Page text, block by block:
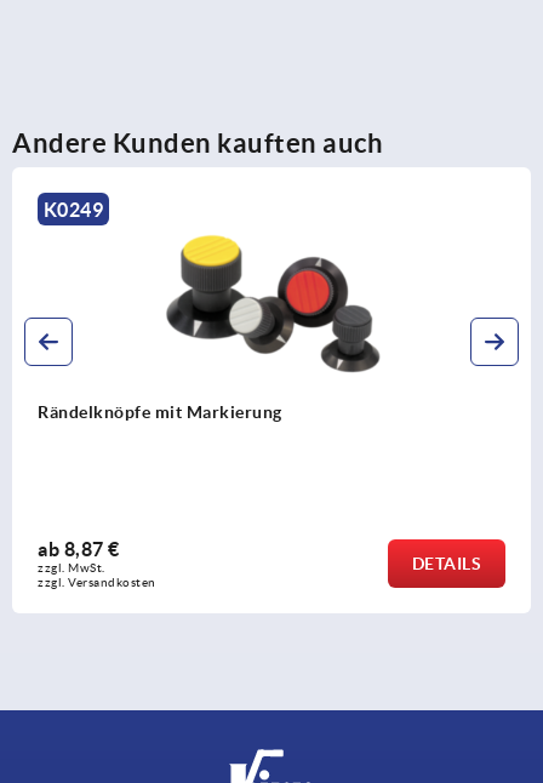
Andere Kunden kauften auch
Rändelknöpfe Kunststoff mit Deckel
ab
zzgl. MwSt.
zzgl. Versandkosten
DETAILS